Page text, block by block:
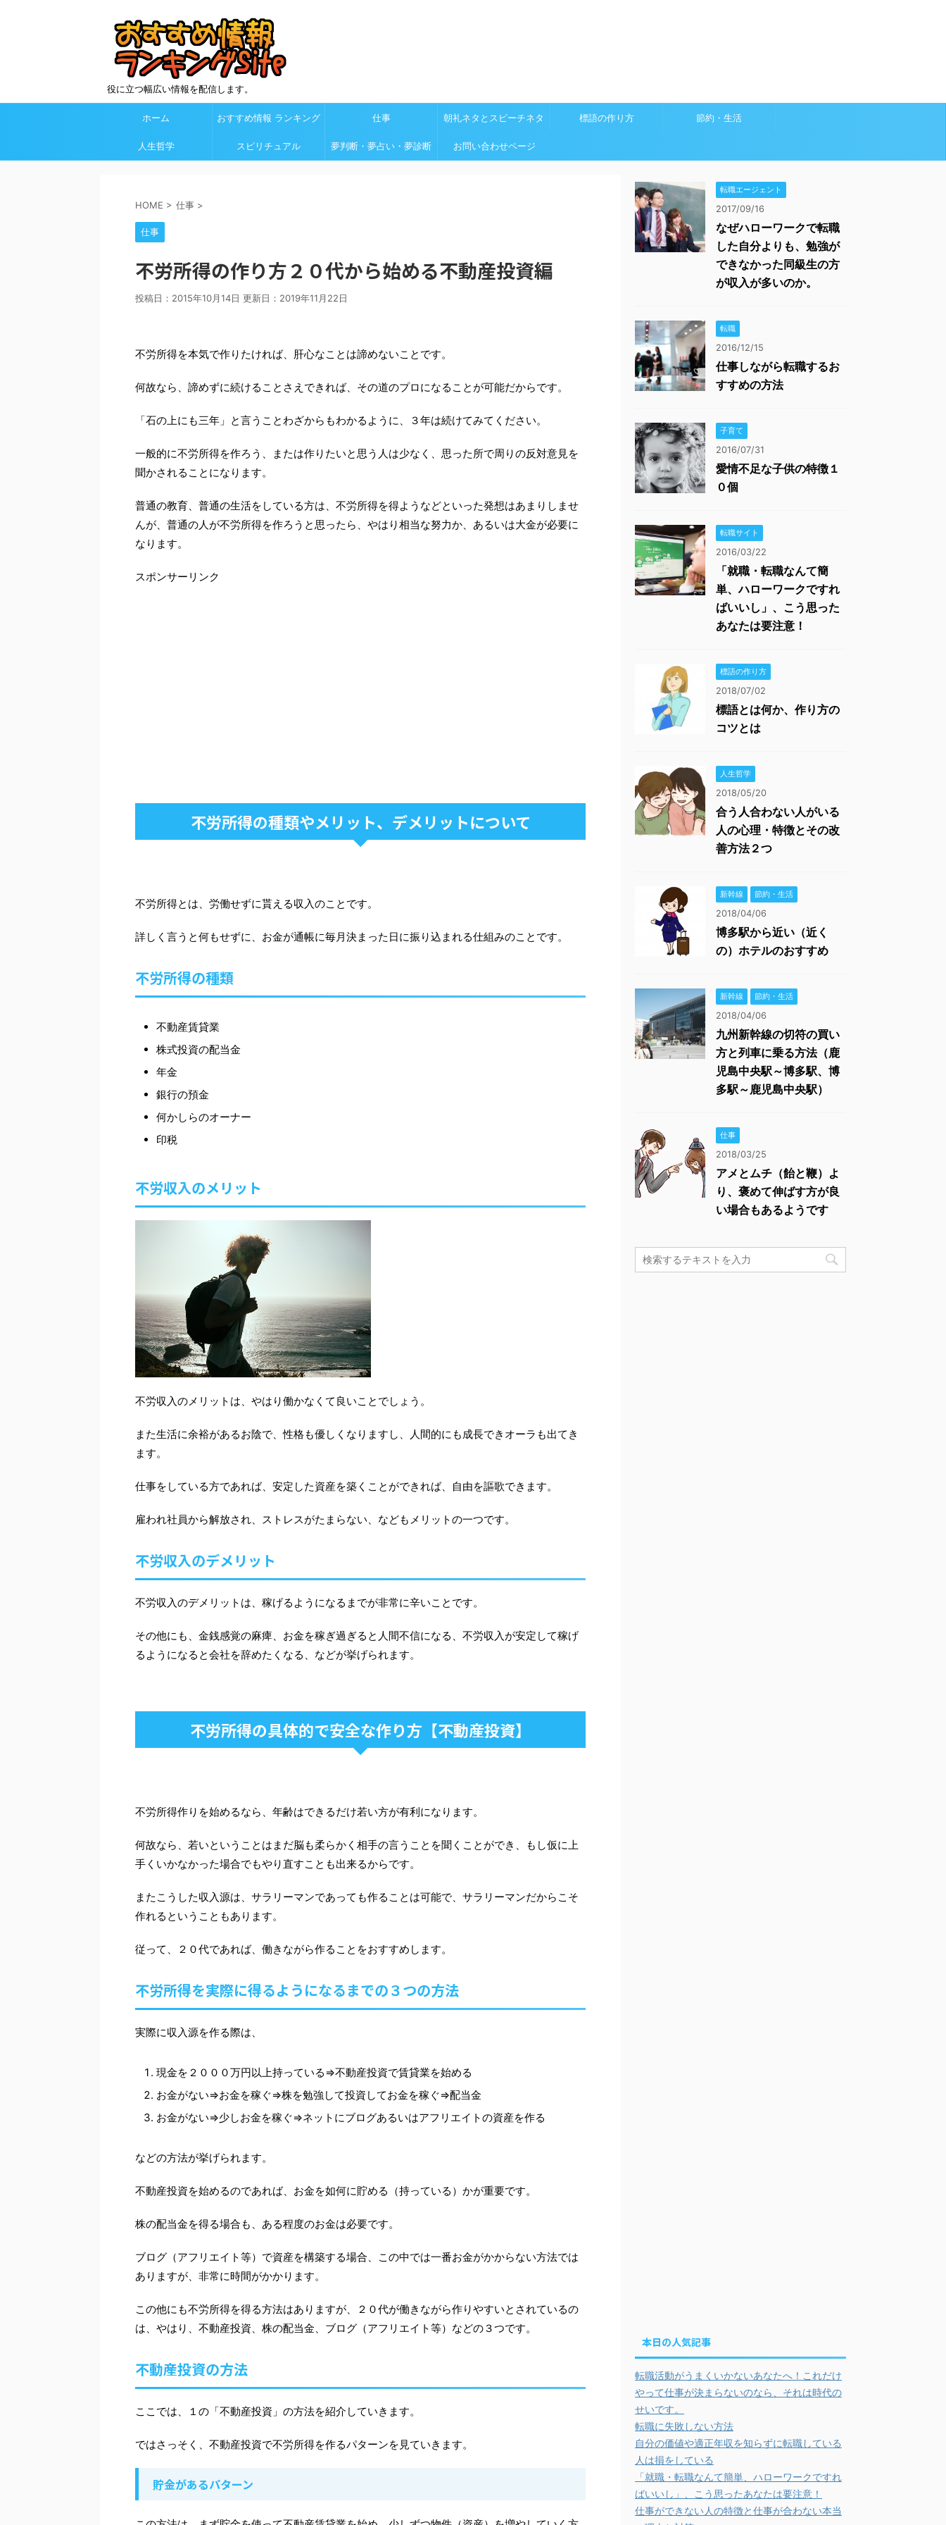
役に立つ幅広い情報を配信します。
ホーム おすすめ情報 ランキング
Site カテゴリ欄
仕事 朝礼ネタとスピーチネタ 標語の作り方 節約・生活
人生哲学 スピリチュアル 夢判断・夢占い・夢診断 お問い合わせページ
HOME > 仕事 >
仕事
不労所得の作り方２０代から始める不動産投資編
投稿日：2015年10月14日 更新日： 2019年11月22日
不労所得を本気で作りたければ、肝心なことは諦めないことです。
何故なら、諦めずに続けることさえできれば、その道のプロになることが可能だからです。
「石の上にも三年」と言うことわざからもわかるように、３年は続けてみてください。
一般的に不労所得を作ろう、または作りたいと思う人は少なく、思った所で周りの反対意見を
聞かされることになります。
普通の教育、普通の生活をしている方は、不労所得を得ようなどといった発想はあまりしませ
んが、普通の人が不労所得を作ろうと思ったら、やはり相当な努力か、あるいは大金が必要に
なります。
スポンサーリンク
不労所得の種類やメリット、デメリットについて
不労所得とは、労働せずに貰える収入のことです。
詳しく言うと何もせずに、お金が通帳に毎月決まった日に振り込まれる仕組みのことです。
不労所得の種類
不動産賃貸業
株式投資の配当金
年金
銀行の預金
何かしらのオーナー
印税
不労収入のメリット
不労収入のメリットは、やはり働かなくて良いことでしょう。
また生活に余裕があるお陰で、性格も優しくなりますし、人間的にも成長できオーラも出てき
ます。
仕事をしている方であれば、安定した資産を築くことができれば、自由を謳歌できます。
雇われ社員から解放され、ストレスがたまらない、などもメリットの一つです。
不労収入のデメリット
不労収入のデメリットは、稼げるようになるまでが非常に辛いことです。
その他にも、金銭感覚の麻痺、お金を稼ぎ過ぎると人間不信になる、不労収入が安定して稼げ
るようになると会社を辞めたくなる、などが挙げられます。
不労所得の具体的で安全な作り方【不動産投資】
不労所得作りを始めるなら、年齢はできるだけ若い方が有利になります。
何故なら、若いということはまだ脳も柔らかく相手の言うことを聞くことができ、もし仮に上
手くいかなかった場合でもやり直すことも出来るからです。
またこうした収入源は、サラリーマンであっても作ることは可能で、サラリーマンだからこそ
作れるということもあります。
従って、２０代であれば、働きながら作ることをおすすめします。
不労所得を実際に得るようになるまでの３つの方法
実際に収入源を作る際は、
現金を２０００万円以上持っている⇒不動産投資で賃貸業を始める
お金がない⇒お金を稼ぐ⇒株を勉強して投資してお金を稼ぐ⇒配当金
お金がない⇒少しお金を稼ぐ⇒ネットにブログあるいはアフリエイトの資産を作る
などの方法が挙げられます。
不動産投資を始めるのであれば、お金を如何に貯める（持っている）かが重要です。
株の配当金を得る場合も、ある程度のお金は必要です。
ブログ（アフリエイト等）で資産を構築する場合、この中では一番お金がかからない方法では
ありますが、非常に時間がかかります。
この他にも不労所得を得る方法はありますが、２０代が働きながら作りやすいとされているの
は、やはり、不動産投資、株の配当金、ブログ（アフリエイト等）などの３つです。
不動産投資の方法
ここでは、１の「不動産投資」の方法を紹介していきます。
ではさっそく、不動産投資で不労所得を作るパターンを見ていきます。
貯金があるパターン
転職エージェント
2017/09/16
なぜハローワークで転職
した自分よりも、勉強が
できなかった同級生の方
が収入が多いのか。
転職
2016/12/15
仕事しながら転職するお
すすめの方法
子育て
2016/07/31
愛情不足な子供の特徴１
０個
転職サイト
2016/03/22
「就職・転職なんて簡
単、ハローワークですれ
ばいいし」、こう思った
あなたは要注意！
標語の作り方
2018/07/02
標語とは何か、作り方の
コツとは
人生哲学
2018/05/20
合う人合わない人がいる
人の心理・特徴とその改
善方法２つ
新幹線 節約・生活
2018/04/06
博多駅から近い（近く
の）ホテルのおすすめ
新幹線 節約・生活
2018/04/06
九州新幹線の切符の買い
方と列車に乗る方法（鹿
児島中央駅～博多駅、博
多駅～鹿児島中央駅）
仕事
2018/03/25
アメとムチ（飴と鞭）よ
り、褒めて伸ばす方が良
い場合もあるようです
本日の人気記事
転職活動がうまくいかないあなたへ！これだけ
やって仕事が決まらないのなら、それは時代の
せいです。
転職に失敗しない方法
自分の価値や適正年収を知らずに転職している
人は損をしている
「就職・転職なんて簡単、ハローワークですれ
ばいいし」、こう思ったあなたは要注意！
仕事ができない人の特徴と仕事が合わない本当